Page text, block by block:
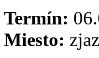
Termín:
Miesto: